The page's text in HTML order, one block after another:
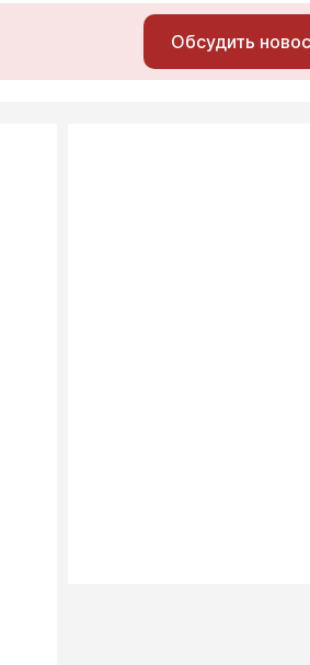
Обсудить